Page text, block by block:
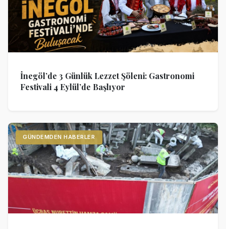
İnegöl’de 3 Günlük Lezzet Şöleni: Gastronomi
Festivali 4 Eylül’de Başlıyor
GÜNDEMDEN HABERLER